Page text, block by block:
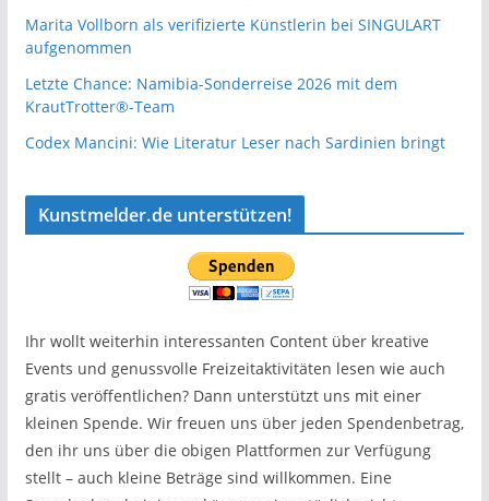
Marita Vollborn als verifizierte Künstlerin bei SINGULART
aufgenommen
Letzte Chance: Namibia-Sonderreise 2026 mit dem
KrautTrotter®-Team
Codex Mancini: Wie Literatur Leser nach Sardinien bringt
Kunstmelder.de unterstützen!
Ihr wollt weiterhin interessanten Content über kreative
Events und genussvolle Freizeitaktivitäten lesen wie auch
gratis veröffentlichen? Dann unterstützt uns mit einer
kleinen Spende. Wir freuen uns über jeden Spendenbetrag,
den ihr uns über die obigen Plattformen zur Verfügung
stellt – auch kleine Beträge sind willkommen. Eine